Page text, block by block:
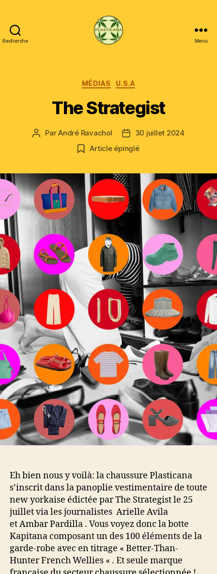
Recherche Menu
Catégories
MÉDIAS U.S.A
The Strategist
Auteur
ParAndré Ravachol
Date
de
l’article
30 juillet 2024
Article épinglé
Eh bien nous y voilà: la chaussure Plasticana
s’inscrit dans la panoplie vestimentaire de toute
new yorkaise édictée par The Strategist le 25
juillet via les journalistes Arielle Avila
et Ambar Pardilla . Vous voyez donc la botte
Kapitana composant un des 100 éléments de la
garde-robe avec en titrage « Better-Than-
Hunter French Wellies « . Et seule marque